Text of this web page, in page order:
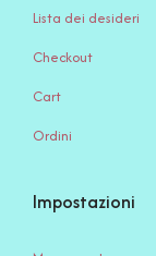
Lista dei desideri
Checkout
Cart
Ordini
Impostazioni